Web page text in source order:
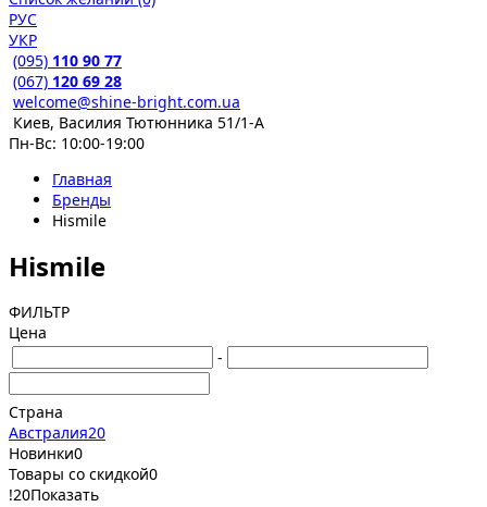
РУС
УКР
(095) 110 90 77
(067) 120 69 28
welcome@shine-bright.com.ua
Киев, Василия Тютюнника 51/1-А
Пн-Вс: 10:00-19:00
Главная
Бренды
Hismile
Hismile
ФИЛЬТР
Цена
-
Страна
Австралия20
Новинки0
Товары со скидкой0
!20Показать